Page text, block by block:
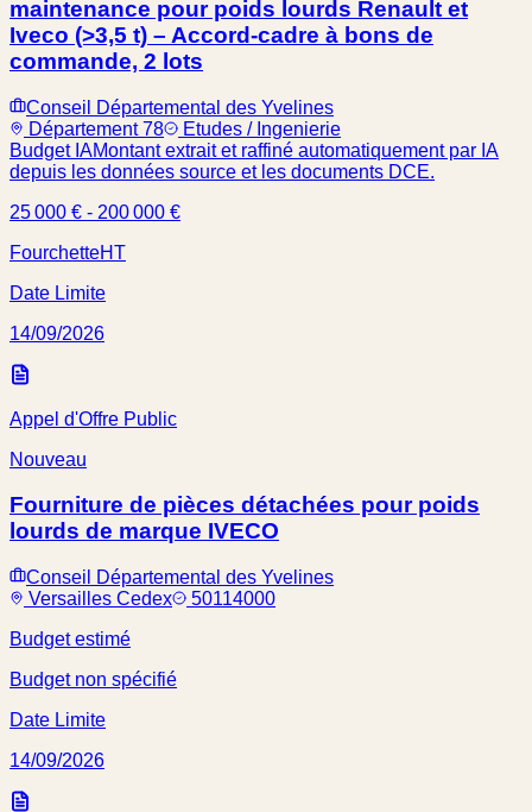
maintenance pour poids lourds Renault et
Iveco (>3,5 t) – Accord-cadre à bons de
commande, 2 lots
Conseil Départemental des Yvelines
Département 78
Etudes / Ingenierie
Budget IAMontant extrait et raffiné automatiquement par IA
depuis les données source et les documents DCE.
25 000 € - 200 000 €
FourchetteHT
Date Limite
14/09/2026
Appel d'Offre Public
Nouveau
Fourniture de pièces détachées pour poids
lourds de marque IVECO
Conseil Départemental des Yvelines
Versailles Cedex
50114000
Budget estimé
Budget non spécifié
Date Limite
14/09/2026